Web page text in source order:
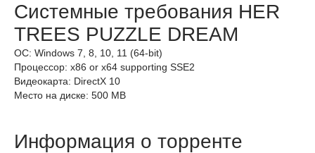
Системные требования HER
TREES PUZZLE DREAM
ОС: Windows 7, 8, 10, 11 (64-bit)
Процессор: x86 or x64 supporting SSE2
Видеокарта: DirectX 10
Место на диске: 500 MB
Информация о торренте